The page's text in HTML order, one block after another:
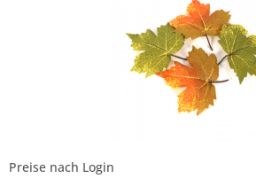
Preise nach Login